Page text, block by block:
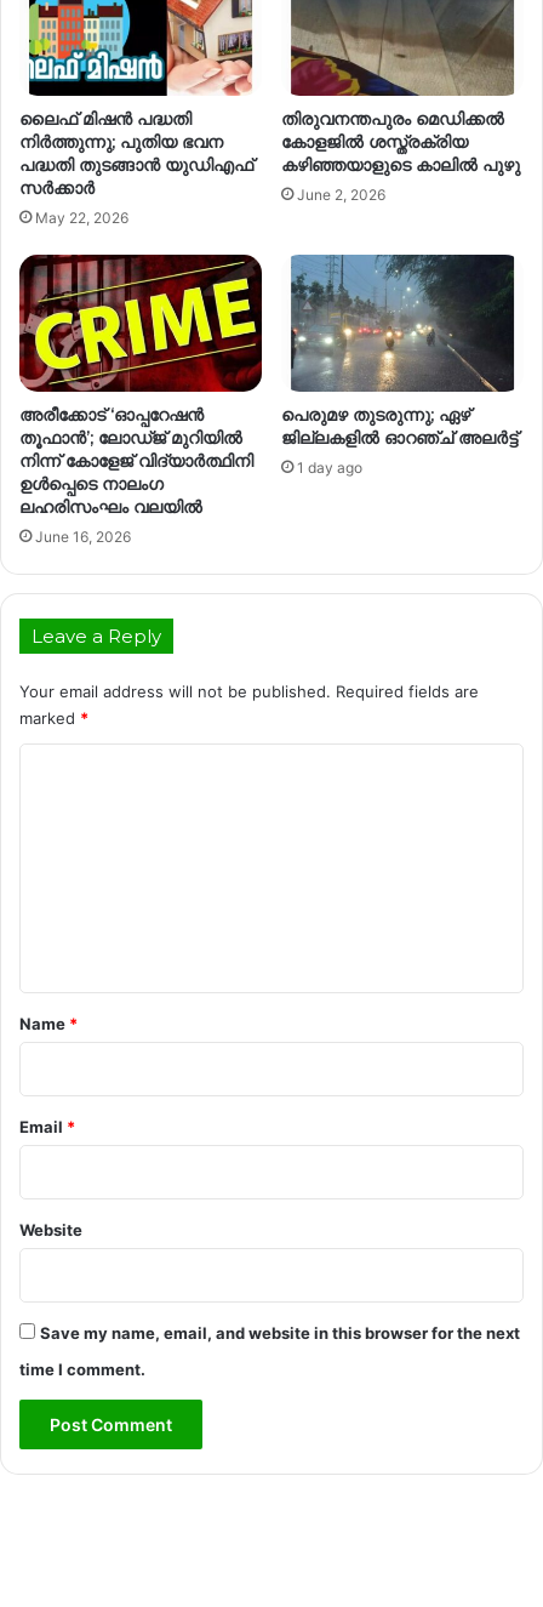
ലൈഫ് മിഷൻ പദ്ധതി
നിർത്തുന്നു; പുതിയ ഭവന
പദ്ധതി തുടങ്ങാന്‍ യുഡിഎഫ്
സര്‍ക്കാര്‍
May 22, 2026
തിരുവനന്തപുരം മെഡിക്കൽ
കോളജിൽ ശസ്ത്രക്രിയ
കഴിഞ്ഞയാളുടെ കാലിൽ പുഴു
June 2, 2026
അരീക്കോട് ‘ഓപ്പറേഷൻ
തൂഫാൻ’; ലോഡ്ജ് മുറിയിൽ
നിന്ന് കോളേജ് വിദ്യാർത്ഥിനി
ഉൾപ്പെടെ നാലംഗ
ലഹരിസംഘം വലയിൽ
June 16, 2026
പെരുമഴ തുടരുന്നു; ഏഴ്
ജില്ലകളിൽ ഓറഞ്ച് അലർട്ട്
1 day ago
Leave a Reply
Your email address will not be published. Required fields are
marked *
*
Name *
Email *
Website
Save my name, email, and website in this browser for the next
time I comment.